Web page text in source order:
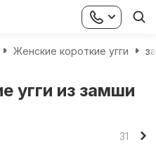
Женские короткие угги
угги из замши
31